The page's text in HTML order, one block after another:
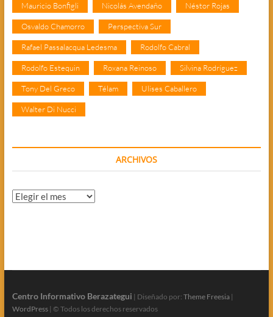
Mauricio Bonfigli Nicolás Avendaño Néstor Rojas
Osvaldo Chamorro Perspectiva Sur
Rafael Passalacqua Ledesma Rodolfo Cabral
Rodolfo Estequin Roxana Reinoso Silvina Rodríguez
Tony Del Greco Télam Ulises Caballero
Walter Di Nucci
ARCHIVOS
Archivos
Centro Informativo Berazategui | Diseñado por: Theme Freesia|
WordPress| © Todos los derechos reservados